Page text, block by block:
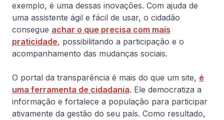
exemplo, é uma dessas inovações. Com ajuda de
uma assistente ágil e fácil de usar, o cidadão
consegue achar o que precisa com mais
praticidade, possibilitando a participação e o
acompanhamento das mudanças sociais.
O portal da transparência é mais do que um site, é
uma ferramenta de cidadania. Ele democratiza a
informação e fortalece a população para participar
ativamente da gestão do seu país. Como resultado,